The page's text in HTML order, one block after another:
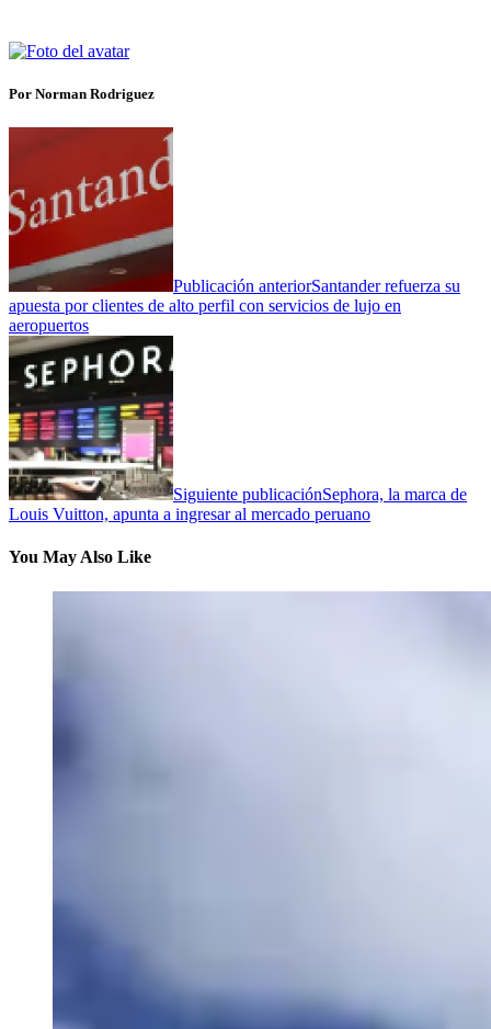
Por Norman Rodriguez
Publicación anteriorSantander refuerza su
apuesta por clientes de alto perfil con servicios de lujo en
aeropuertos
Siguiente publicaciónSephora, la marca de
Louis Vuitton, apunta a ingresar al mercado peruano
You May Also Like